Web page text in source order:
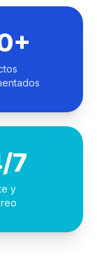
7
y